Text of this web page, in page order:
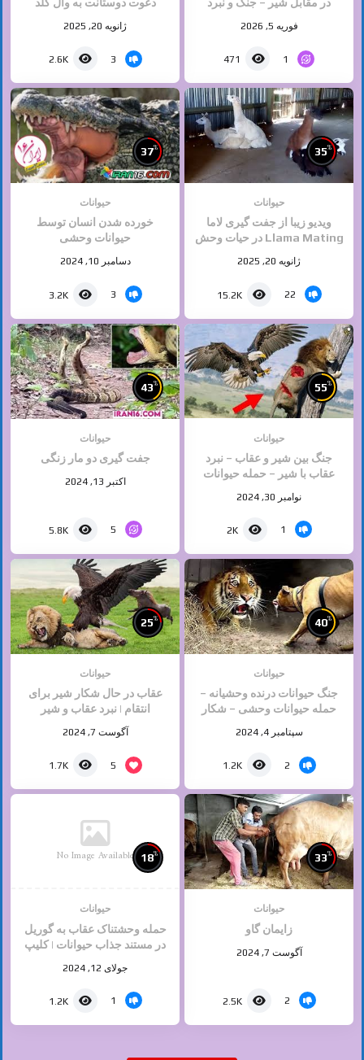
فوریه 5, 2026
1
471
ژانویه 20, 2025
3
2.6K
35%
حیوانات
ویدیو زیبا از جفت گیری لاما
Llama Mating در حیات وحش
برگرفته از دسته جفت گیری
حیوانات سایت ایران ۱۶
ژانویه 20, 2025
22
15.2K
37%
حیوانات
خورده شدن انسان توسط
حیوانات وحشی
دسامبر 10, 2024
3
3.2K
55%
حیوانات
جنگ بین شیر و عقاب – نبرد
عقاب با شیر – حمله حیوانات
نوامبر 30, 2024
1
2K
43%
حیوانات
جفت گیری دو مار زنگی
اکتبر 13, 2024
5
5.8K
40%
حیوانات
جنگ حیوانات درنده وحشیانه –
حمله حیوانات وحشی – شکار
سپتامبر 4, 2024
2
1.2K
25%
حیوانات
عقاب در حال شکار شیر برای
انتقام | نبرد عقاب و شیر‎
آگوست 7, 2024
5
1.7K
33%
حیوانات
زایمان گاو
آگوست 7, 2024
2
2.5K
No Image Available 18%
حیوانات
حمله وحشتناک عقاب به گوریل
در مستند جذاب حیوانات | کلیپ
جولای 12, 2024
1
1.2K